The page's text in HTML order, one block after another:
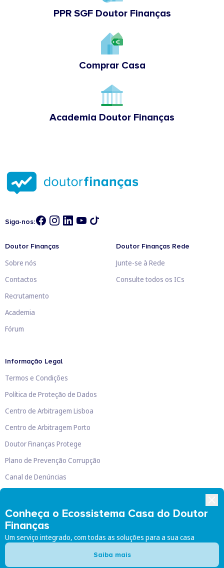
PPR SGF Doutor Finanças
Comprar Casa
Academia Doutor Finanças
Conheça o Ecossistema Casa do Doutor
Finanças
Um serviço integrado, com todas as soluções para a sua casa
Saiba mais
Siga-nos:
Doutor Finanças
Sobre nós
Contactos
Recrutamento
Academia
Fórum
Doutor Finanças Rede
Junte-se à Rede
Consulte todos os ICs
Informação Legal
Termos e Condições
Política de Proteção de Dados
Centro de Arbitragem Lisboa
Centro de Arbitragem Porto
Doutor Finanças Protege
Plano de Prevenção Corrupção
Canal de Denúncias
Doutor Finanças, Lda